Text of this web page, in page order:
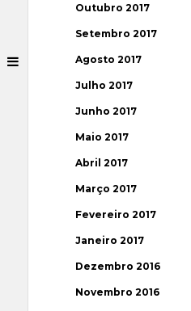
Outubro 2017
Setembro 2017
Agosto 2017
Julho 2017
Junho 2017
Maio 2017
Abril 2017
Março 2017
Fevereiro 2017
Janeiro 2017
Dezembro 2016
Novembro 2016